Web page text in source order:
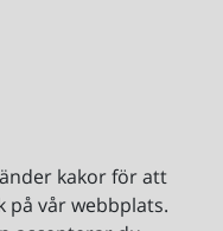
kakor för att
vår webbplats.